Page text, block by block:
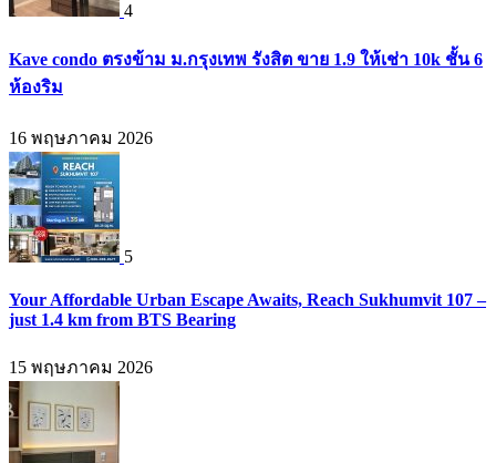
4
Kave condo ตรงข้าม ม.กรุงเทพ รังสิต ขาย 1.9 ให้เช่า 10k ชั้น 6
ห้องริม
16 พฤษภาคม 2026
5
Your Affordable Urban Escape Awaits, Reach Sukhumvit 107 –
just 1.4 km from BTS Bearing
15 พฤษภาคม 2026